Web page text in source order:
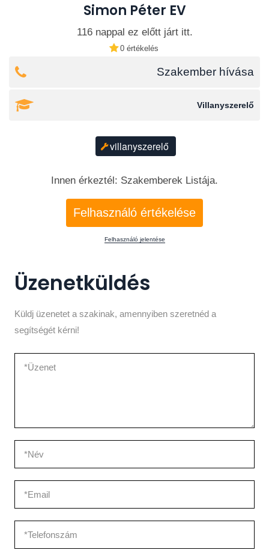
Simon Péter EV
116 nappal ez előtt járt itt.
0 értékelés
Szakember hívása
Villanyszerelő
villanyszerelő
Innen érkeztél: Szakemberek Listája.
Felhasználó értékelése
Felhasználó jelentése
Üzenetküldés
Küldj üzenetet a szakinak, amennyiben szeretnéd a
segítségét kérni!